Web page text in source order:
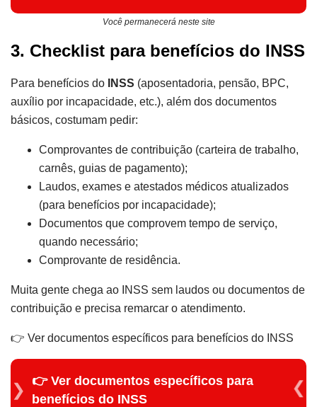
Você permanecerá neste site
3. Checklist para benefícios do INSS
Para benefícios do INSS (aposentadoria, pensão, BPC,
auxílio por incapacidade, etc.), além dos documentos
básicos, costumam pedir:
Comprovantes de contribuição (carteira de trabalho,
carnês, guias de pagamento);
Laudos, exames e atestados médicos atualizados
(para benefícios por incapacidade);
Documentos que comprovem tempo de serviço,
quando necessário;
Comprovante de residência.
Muita gente chega ao INSS sem laudos ou documentos de
contribuição e precisa remarcar o atendimento.
👉 Ver documentos específicos para benefícios do INSS
👉 Ver documentos específicos para
benefícios do INSS